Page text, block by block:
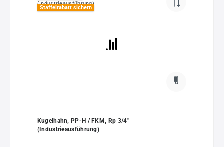
Staffelrabatt sichern
Kugelhahn, PP-H / FKM, Rp 3/4"
(Industrieausführung)